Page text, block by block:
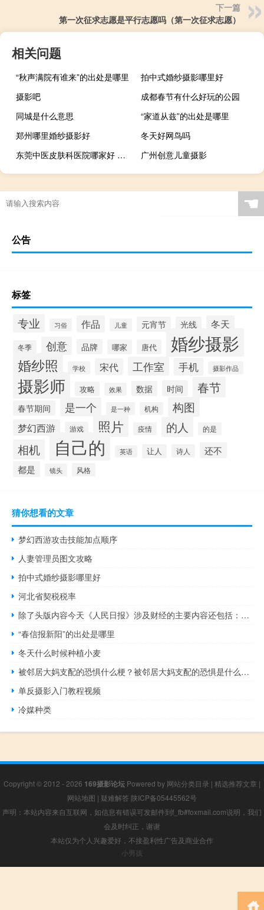
下一篇
第一次征求志愿是平行志愿吗（第一次征求志愿）
相关问题
“秋声满院有谁来”的出处是哪里
拍中式婚纱摄影哪里好
摄影吧
成都春节有什么好玩的公园
同城是什么意思
“家道从兹”的出处是哪里
郑州哪里婚纱摄影好
冬天好网鸟吗
东莞中医皮肤科医院哪家好 皮肤科医院排名前十名
广州创意儿童摄影
☚
公告
标签
专业 习俗 作品 儿童 元宵节 光线 冬天
冬季 创意 品牌 哪家 唐代 婚纱摄影
婚纱照 学校 宋代 工作室 手机 摄影作品
摄影师 攻略 效果 数据 时间 春节
春节期间 是一个 是一种 机构 构图
梦幻西游 游戏 照片 疫情 的人 的是
相机 自己的 英语 让人 诗人
还不
都是
镜头 风格
猜你想看的文章
梦幻西游攻击技能加点顺序
人妻管理员图文攻略
拍中式婚纱摄影哪里好
河北省契税税率
除了头版内容今天《人民日报》涉及财经的主要内容还包括：1、新能源汽车下乡再提速（经济新方位）——湖北荆门新能源汽车县乡市场观察；2、山东奋力在增强经济社会发展创新力上走在前——布局产业新赛道 增强区域竞争力（高质量发展调研行）；3、更好结合扩大需求和优化供给（子夜走笔）；4、住房城乡建设部推动住房公积金个人证明事项“亮码可办”；5、 王毅将访问新加坡、马来西亚和柬埔寨；6、金砖国家第十三次经贸部长会议取得五方面重要成果；7、北京坚决打赢防汛救灾和恢复重建攻坚战；8、中央财政紧急预拨10亿元支持国家蓄滞洪区
“春信报新阳”的出处是哪里
冬天什么时候种植小麦
被邻居大妈支配的恐惧什么梗？被邻居大妈支配的恐惧是什么意思什么梗
单反摄影入门教程视频
冷媒种类
Copyright © 2012 - 2026 169摄影论坛 Powered by 网站分类目录 | 精选推荐文章 |
网站地图 | 疑难解答 陕ICP备05445562号
声明：本站内容来自互联网，如信息有错误可发邮件到f_fb#foxmail.com说明，我们
会及时纠正，谢谢
本站仅为个人兴趣爱好，不接盈利性广告及商业合作
小男孩